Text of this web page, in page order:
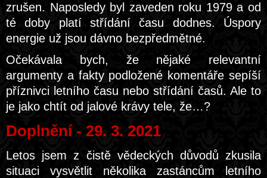
zrušen. Naposledy byl zaveden roku 1979 a od
té doby platí střídání času dodnes. Úspory
energie už jsou dávno bezpředmětné.
Očekávala bych, že nějaké relevantní
argumenty a fakty podložené komentáře sepíší
příznivci letního času nebo střídání časů. Ale to
je jako chtít od jalové krávy tele, že…?
Doplnění - 29. 3. 2021
Letos jsem z čistě vědeckých důvodů zkusila
situaci vysvětlit několika zastáncům letního